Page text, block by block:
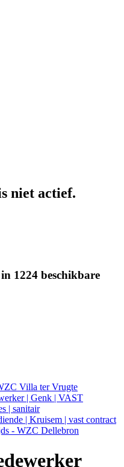
niet actief.
1224 beschikbare
Villa ter Vrugte
| Genk | VAST
| sanitair
| Kruisem | vast contract
- WZC Dellebron